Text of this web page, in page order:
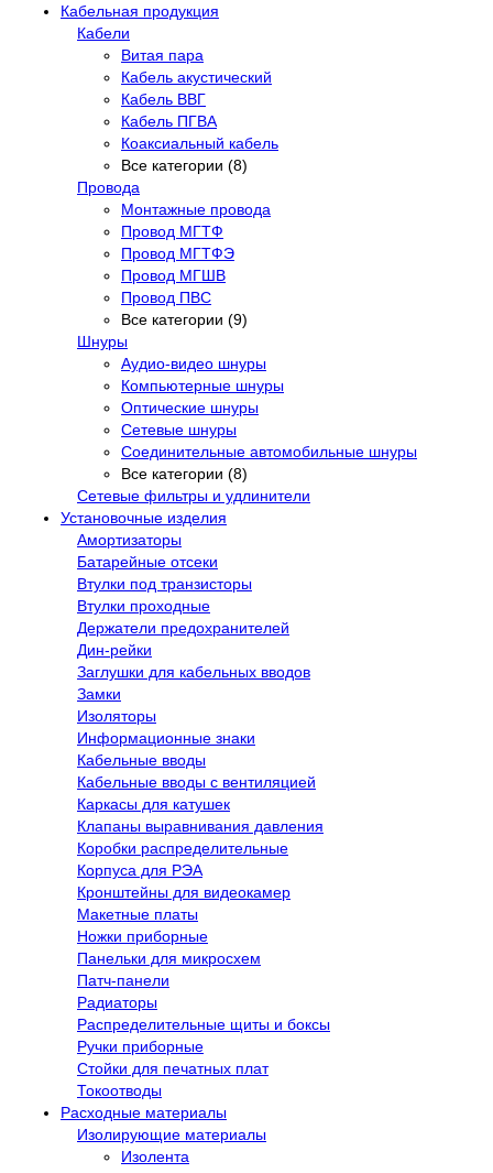
Кабельная продукция
Кабели
Витая пара
Кабель акустический
Кабель ВВГ
Кабель ПГВА
Коаксиальный кабель
Все категории (8)
Провода
Монтажные провода
Провод МГТФ
Провод МГТФЭ
Провод МГШВ
Провод ПВС
Все категории (9)
Шнуры
Аудио-видео шнуры
Компьютерные шнуры
Оптические шнуры
Сетевые шнуры
Соединительные автомобильные шнуры
Все категории (8)
Сетевые фильтры и удлинители
Установочные изделия
Амортизаторы
Батарейные отсеки
Втулки под транзисторы
Втулки проходные
Держатели предохранителей
Дин-рейки
Заглушки для кабельных вводов
Замки
Изоляторы
Информационные знаки
Кабельные вводы
Кабельные вводы с вентиляцией
Каркасы для катушек
Клапаны выравнивания давления
Коробки распределительные
Корпуса для РЭА
Кронштейны для видеокамер
Макетные платы
Ножки приборные
Панельки для микросхем
Патч-панели
Радиаторы
Распределительные щиты и боксы
Ручки приборные
Стойки для печатных плат
Токоотводы
Расходные материалы
Изолирующие материалы
Изолента